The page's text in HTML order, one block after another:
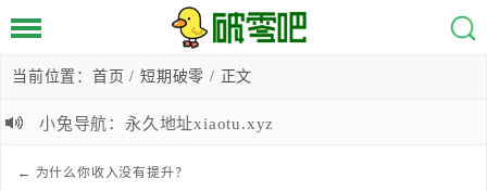
当前位置： 首页 /短期破零 / 正文
小兔导航：永久地址xiaotu.xyz
← 为什么你收入没有提升？